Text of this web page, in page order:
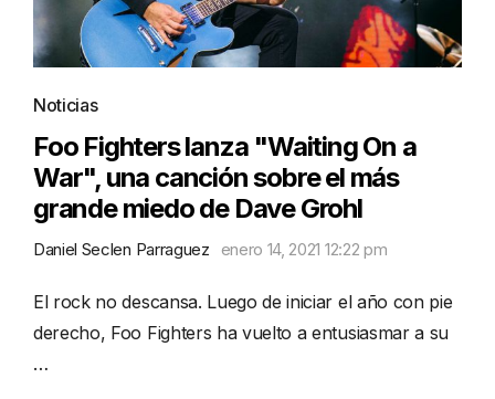
Noticias
Foo Fighters lanza "Waiting On a
War", una canción sobre el más
grande miedo de Dave Grohl
Daniel Seclen Parraguez enero 14, 2021 12:22 pm
El rock no descansa. Luego de iniciar el año con pie
derecho, Foo Fighters ha vuelto a entusiasmar a su
…